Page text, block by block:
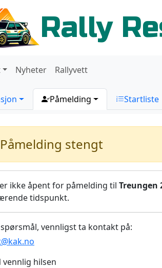
Rally
Nyheter Rallyvett
Påmelding Startliste
Påmelding stengt
ikke åpent for påmelding til Treungen
tidspunkt.
vennligst ta kontakt på:
vennlig hilsen